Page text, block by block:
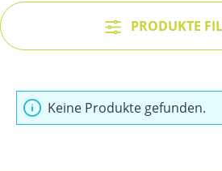
PRODUKTE
Keine Produkte gefunden.